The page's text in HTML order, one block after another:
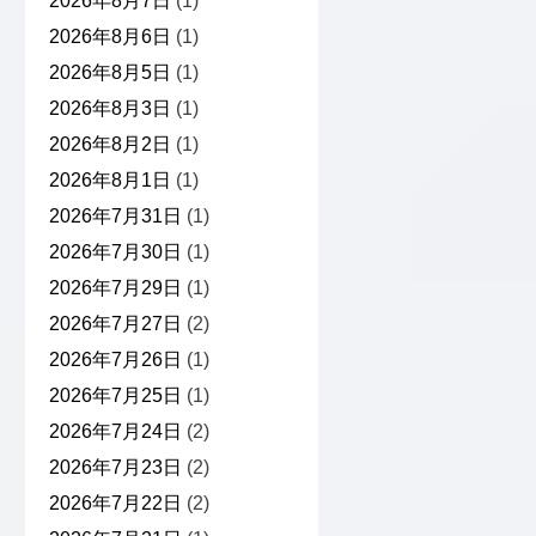
2026年8月6日 (1)
2026年8月5日 (1)
2026年8月3日 (1)
2026年8月2日 (1)
2026年8月1日 (1)
2026年7月31日 (1)
2026年7月30日 (1)
2026年7月29日 (1)
2026年7月27日 (2)
2026年7月26日 (1)
2026年7月25日 (1)
2026年7月24日 (2)
2026年7月23日 (2)
2026年7月22日 (2)